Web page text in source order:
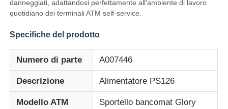
Casa
Prodotti
danneggiati, adattandosi perfettamente all'ambiente di lavoro
quotidiano dei terminali ATM self-service.
Specifiche del prodotto
Numero di parte A007446
Descrizione Alimentatore PS126
Modello ATM
Sportello bancomat Glory